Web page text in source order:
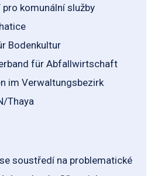
pro komunální služby
Bodenkultur
für Abfallwirtschaft
im Verwaltungsbezirk
Thaya
soustředí na problematické